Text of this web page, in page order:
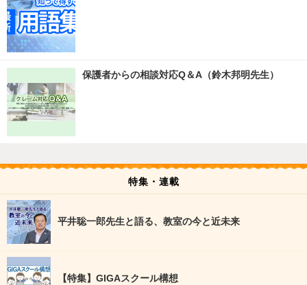
保護者からの相談対応Q＆A（鈴木邦明先生）
特集・連載
平井聡一郎先生と語る、教室の今と近未来
【特集】GIGAスクール構想